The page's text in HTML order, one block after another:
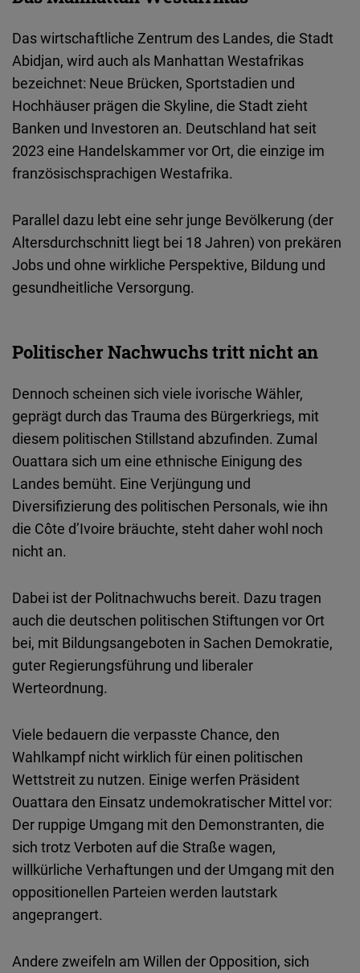
Das wirtschaftliche Zentrum des Landes, die Stadt
Abidjan, wird auch als Manhattan Westafrikas
bezeichnet: Neue Brücken, Sportstadien und
Hochhäuser prägen die Skyline, die Stadt zieht
Banken und Investoren an. Deutschland hat seit
2023 eine Handelskammer vor Ort, die einzige im
französischsprachigen Westafrika.
Parallel dazu lebt eine sehr junge Bevölkerung (der
Altersdurchschnitt liegt bei 18 Jahren) von prekären
Jobs und ohne wirkliche Perspektive, Bildung und
gesundheitliche Versorgung.
Politischer Nachwuchs tritt nicht an
Dennoch scheinen sich viele ivorische Wähler,
geprägt durch das Trauma des Bürgerkriegs, mit
diesem politischen Stillstand abzufinden. Zumal
Ouattara sich um eine ethnische Einigung des
Landes bemüht. Eine Verjüngung und
Diversifizierung des politischen Personals, wie ihn
die Côte d’Ivoire bräuchte, steht daher wohl noch
nicht an.
Dabei ist der Politnachwuchs bereit. Dazu tragen
auch die deutschen politischen Stiftungen vor Ort
bei, mit Bildungsangeboten in Sachen Demokratie,
guter Regierungsführung und liberaler
Werteordnung.
Viele bedauern die verpasste Chance, den
Wahlkampf nicht wirklich für einen politischen
Wettstreit zu nutzen. Einige werfen Präsident
Ouattara den Einsatz undemokratischer Mittel vor:
Der ruppige Umgang mit den Demonstranten, die
sich trotz Verboten auf die Straße wagen,
willkürliche Verhaftungen und der Umgang mit den
oppositionellen Parteien werden lautstark
angeprangert.
Andere zweifeln am Willen der Opposition, sich